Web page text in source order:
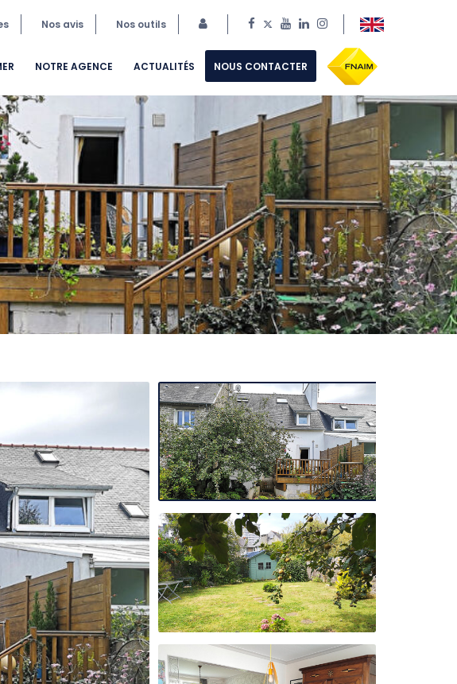
Nos avis Nos outils
NOTRE AGENCE ACTUALITÉS NOUS CONTACTER